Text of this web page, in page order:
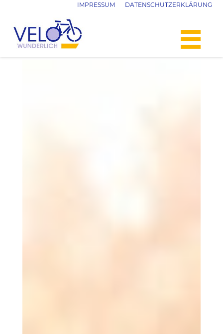
IMPRESSUM DATENSCHUTZERKLÄRUNG